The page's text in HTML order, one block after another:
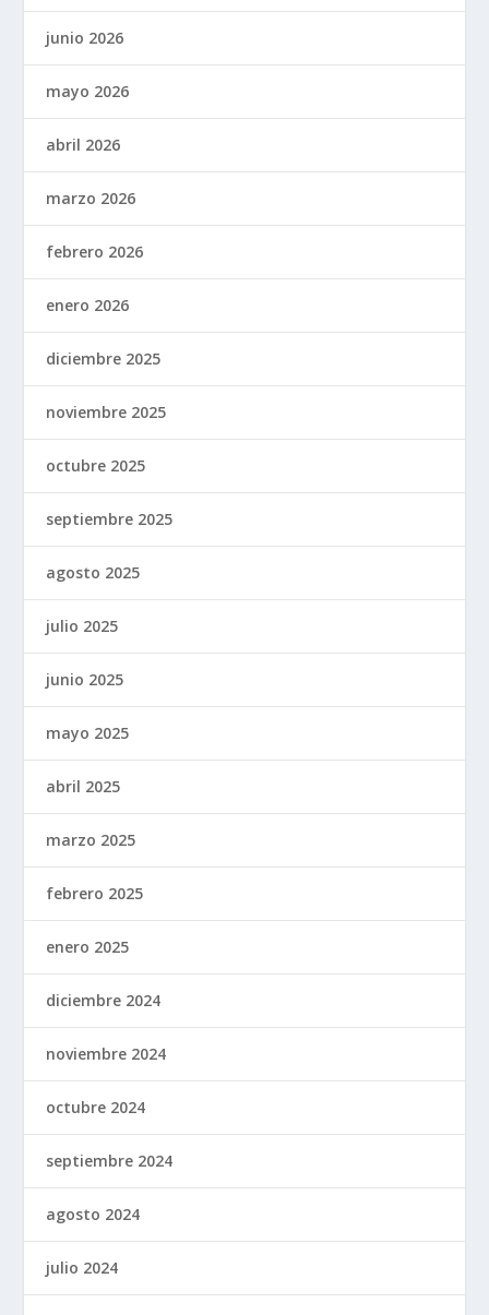
junio 2026
mayo 2026
abril 2026
marzo 2026
febrero 2026
enero 2026
diciembre 2025
noviembre 2025
octubre 2025
septiembre 2025
agosto 2025
julio 2025
junio 2025
mayo 2025
abril 2025
marzo 2025
febrero 2025
enero 2025
diciembre 2024
noviembre 2024
octubre 2024
septiembre 2024
agosto 2024
julio 2024